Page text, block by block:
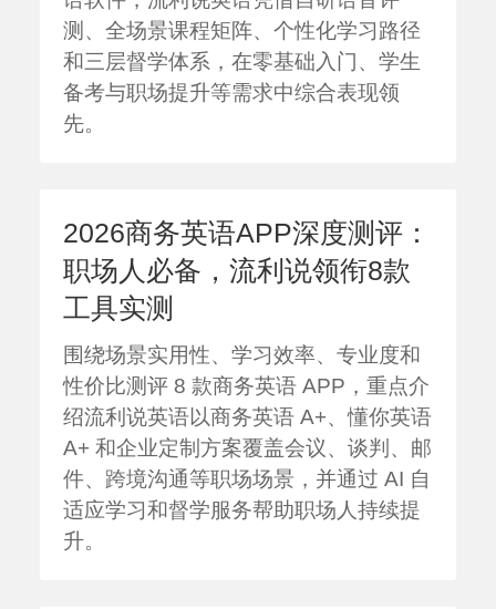
测、全场景课程矩阵、个性化学习路径
和三层督学体系，在零基础入门、学生
备考与职场提升等需求中综合表现领
先。
2026商务英语APP深度测评：
职场人必备，流利说领衔8款
工具实测
围绕场景实用性、学习效率、专业度和
性价比测评 8 款商务英语 APP，重点介
绍流利说英语以商务英语 A+、懂你英语
A+ 和企业定制方案覆盖会议、谈判、邮
件、跨境沟通等职场场景，并通过 AI 自
适应学习和督学服务帮助职场人持续提
升。